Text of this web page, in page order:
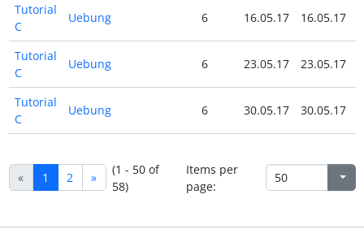
Tutorial
C
Uebung 6 16.05.17 16.05.17
Tutorial
C
Uebung 6 23.05.17 23.05.17
Tutorial
C
Uebung 6 30.05.17 30.05.17
« 1 2 »
(1 - 50 of
58)
Items per
page: